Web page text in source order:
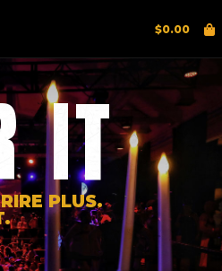
$0.00
IT
PLUS.